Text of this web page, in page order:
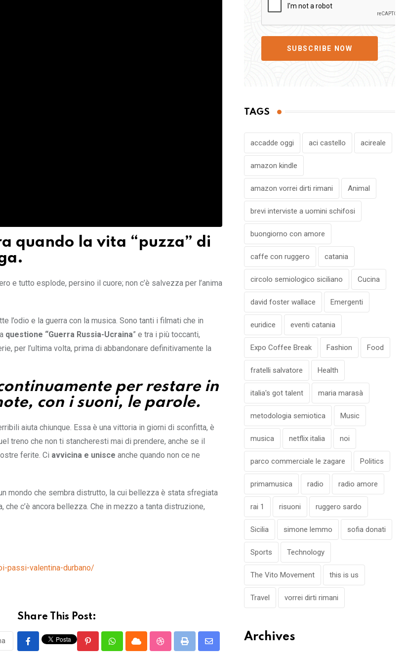
quando la vita “puzza” di
e tutto esplode, persino il cuore; non c’è salvezza per l’anima
l’odio e la guerra con la musica. Sono tanti i filmati che in
questione “Guerra Russia-Ucraina” e tra i più toccanti,
per l’ultima volta, prima di abbandonare definitivamente la
per restare in
con i suoni, le parole.
aiuta chiunque. Essa è una vittoria in giorni di sconfitta, è
treno che non ti stancheresti mai di prendere, anche se il
ferite. Ci avvicina e unisce anche quando non ce ne
mondo che sembra distrutto, la cui bellezza è stata sfregiata
che c’è ancora bellezza. Che in mezzo a tanta distruzione,
passi-valentina-durbano/
Share This Post:
PinterestWhatsappCloud StumbleUpon
Print
Share
SUBSCRIBE NOW
TAGS
accadde oggi aci castello acireale
amazon kindle
amazon vorrei dirti rimani Animal
brevi interviste a uomini schifosi
buongiorno con amore
caffe con ruggero catania
circolo semiologico siciliano Cucina
david foster wallace Emergenti
euridice eventi catania
Expo Coffee Break Fashion Food
fratelli salvatore Health
italia's got talent maria marasà
metodologia semiotica Music
musica netflix italia noi
parco commerciale le zagare Politics
primamusica radio radio amore
rai 1 risuoni ruggero sardo
Sicilia simone lemmo sofia donati
Sports Technology
The Vito Movement this is us
Travel vorrei dirti rimani
Archives